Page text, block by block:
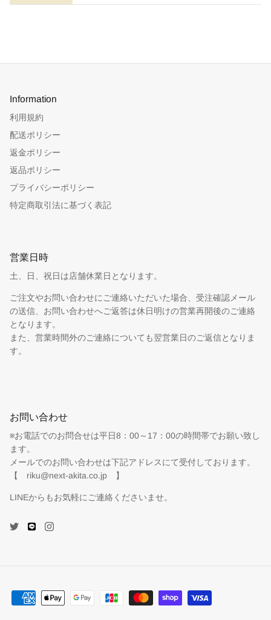
Information
利用規約
配送ポリシー
返金ポリシー
返品ポリシー
プライバシーポリシー
特定商取引法に基づく表記
営業日時
土、日、祝日は店舗休業日となります。
ご注文やお問い合わせにご連絡いただいた場合、受注確認メール
の送信、お問い合わせへご返答は休日明けの営業再開後のご連絡
となります。
また、営業時間外のご連絡についても翌営業日のご返信となりま
す。
お問い合わせ
※お電話でのお問合せは平日8：00～17：00の時間帯でお願い致し
ます。
メールでのお問い合わせは下記アドレスにて受付しております。
【 riku@next-akita.co.jp 】
LINEからもお気軽にご連絡くださいませ。